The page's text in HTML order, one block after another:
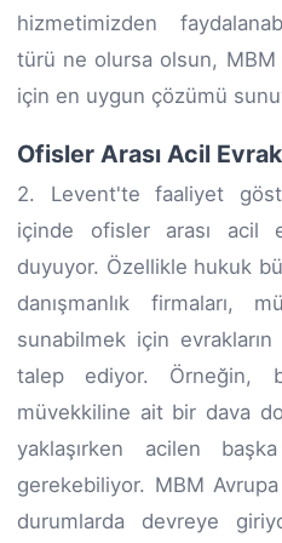
hizmetimizden
türü ne olursa olsun, MBM
için en uygun çözümü
Ofisler Arası Acil
2. Levent'te faaliyet
içinde ofisler arası acil
duyuyor. Özellikle hukuk
danışmanlık firmaları,
sunabilmek için evrakların
talep ediyor. Örneğin,
müvekkiline ait bir dava
yaklaşırken acilen
gerekebiliyor. MBM
durumlarda devreye